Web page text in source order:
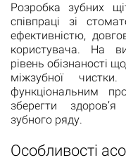
Розробка зубних
співпраці зі
ефективністю,
користувача. На
рівень обізнаності
міжзубної
функціональним
зберегти
зубного ряду.
Особливості